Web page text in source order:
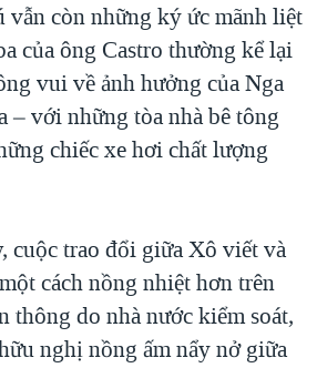
còn những ký ức mãnh liệt
của ông Castro thường kể lại
vui về ảnh hưởng của Nga
– với những tòa nhà bê tông
chiếc xe hơi chất lượng
cuộc trao đổi giữa Xô viết và
cách nồng nhiệt hơn trên
thông do nhà nước kiểm soát,
nghị nồng ấm nẩy nở giữa